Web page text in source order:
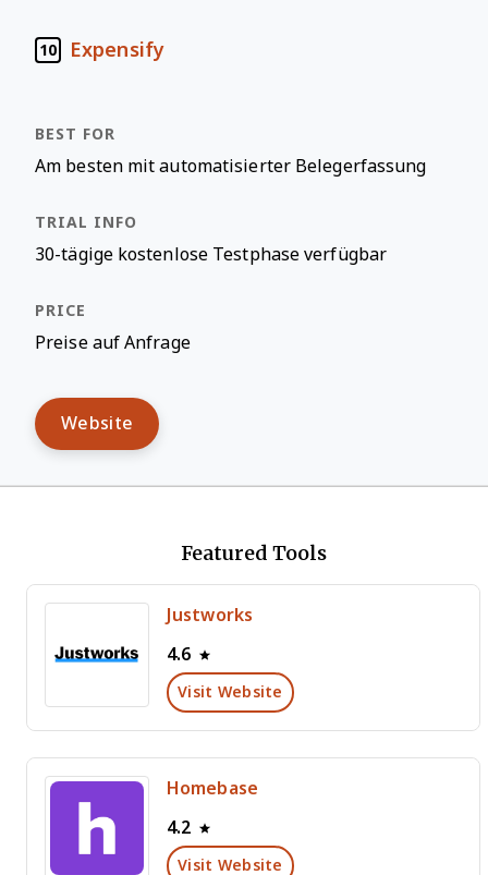
10 Expensify
Am besten mit automatisierter Belegerfassung
30-tägige kostenlose Testphase verfügbar
Preise auf Anfrage
Website
Featured Tools
Justworks
4.6
Visit Website
Homebase
4.2
Visit Website